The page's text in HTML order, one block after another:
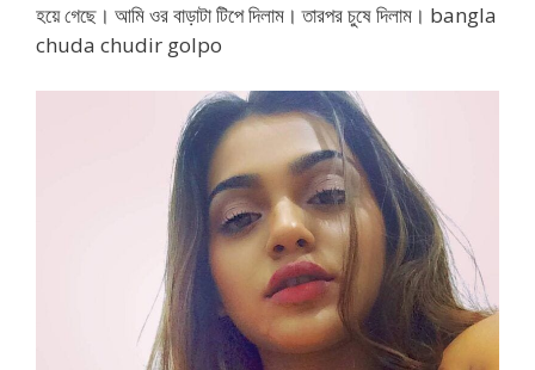
হয়ে গেছে। আমি ওর বাড়াটা টিপে দিলাম। তারপর চুষে দিলাম। bangla
chuda chudir golpo